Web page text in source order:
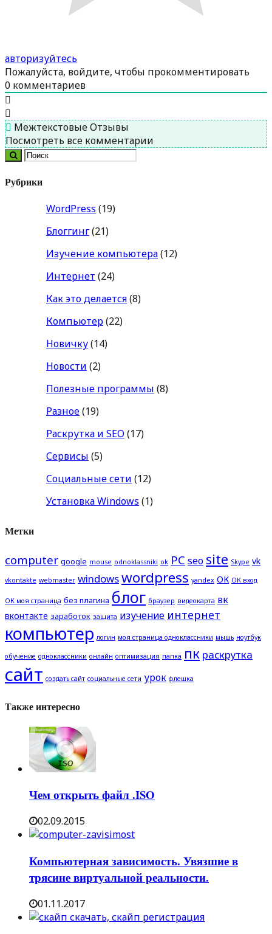
авторизуйтесь
Пожалуйста, войдите, чтобы прокомментировать
0 комментариев
Межтекстовые Отзывы
Посмотреть все комментарии
Рубрики
WordPress (19)
Блоггинг(21)
Изучение компьютера(12)
Интернет (24)
Как это делается(8)
Компьютер(22)
Новичку(14)
Новости (2)
Полезные программы (8)
Разное(19)
Раскрутка и SEO (17)
Сервисы (5)
Социальные сети (12)
Установка Windows (1)
Метки
computer google mouse odnoklassniki ok PC seo site Skype vk
vkontakte webmaster windowswordpress yandex ОК ОК вход
ОК моя страница без плагина блог браузер видеокарта вк
вконтакте заработок защита изучение интернет
компьютер логин моя страница одноклассники мышь ноутбук
обучение одноклассники онлайн оптимизация папка пк раскрутка
сайт создать сайт социальные сети урок флешка
Также интересно
Чем открыть файл .ISO
02.09.2015
Компьютерная зависимость. Увязшие в
трясине виртуальной реальности.
01.11.2017